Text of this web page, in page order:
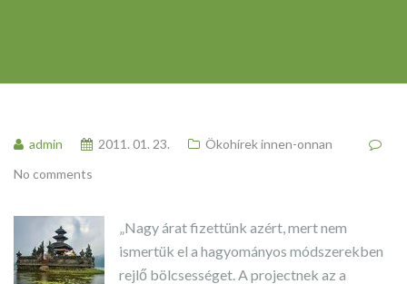
admin 2011. 01. 23.
Ökohírek innen-onnan
No comments
„Nagy árat fizettünk azért, mert nem
ismertük el a hagyományos módszerekben
rejlő bölcsességet. A projectnek az a